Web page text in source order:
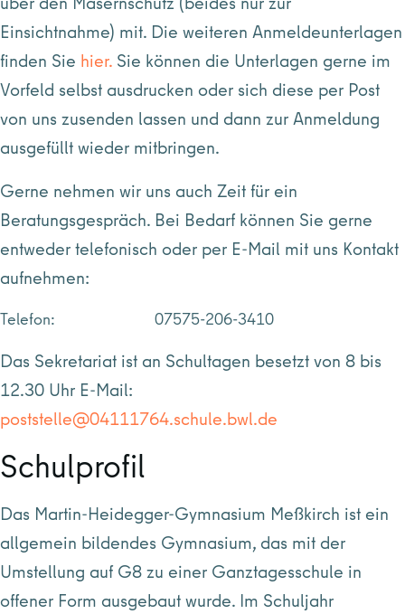
Einsichtnahme) mit. Die weiteren Anmeldeunterlagen
finden Sie hier. Sie können die Unterlagen gerne im
Vorfeld selbst ausdrucken oder sich diese per Post
von uns zusenden lassen und dann zur Anmeldung
ausgefüllt wieder mitbringen.
Gerne nehmen wir uns auch Zeit für ein
Beratungsgespräch. Bei Bedarf können Sie gerne
entweder telefonisch oder per E-Mail mit uns Kontakt
aufnehmen:
Telefon: 07575-206-3410
Das Sekretariat ist an Schultagen besetzt von 8 bis
12.30 Uhr E-Mail:
poststelle@04111764.schule.bwl.de
Schulprofil
Das Martin-Heidegger-Gymnasium Meßkirch ist ein
allgemein bildendes Gymnasium, das mit der
Umstellung auf G8 zu einer Ganztagesschule in
offener Form ausgebaut wurde. Im Schuljahr